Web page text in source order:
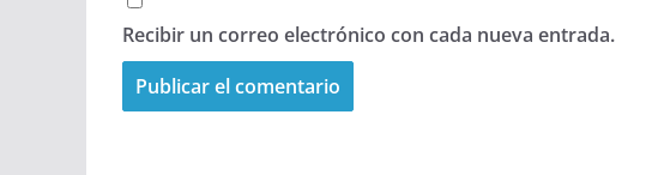
Recibir un correo electrónico con cada nueva entrada.